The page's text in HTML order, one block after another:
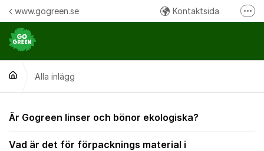
Hoppa till innehåll
www.gogreen.se Kontaktsida
Alla inlägg
Alla inlägg
Är Gogreen linser och bönor ekologiska?
Vad är det för förpacknings material i